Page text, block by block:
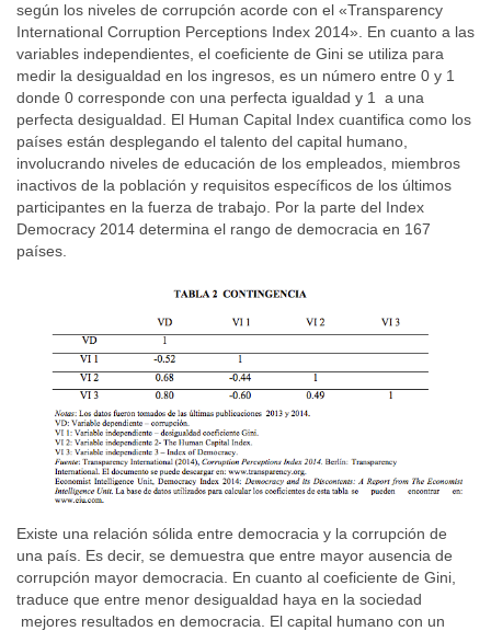
según los niveles de corrupción acorde con el «Transparency
International Corruption Perceptions Index 2014». En cuanto a las
variables independientes, el coeficiente de Gini se utiliza para
medir la desigualdad en los ingresos, es un número entre 0 y 1
donde 0 corresponde con una perfecta igualdad y 1 a una
perfecta desigualdad. El Human Capital Index cuantifica como los
países están desplegando el talento del capital humano,
involucrando niveles de educación de los empleados, miembros
inactivos de la población y requisitos específicos de los últimos
participantes en la fuerza de trabajo. Por la parte del Index
Democracy 2014 determina el rango de democracia en 167
países.
Existe una relación sólida entre democracia y la corrupción de
una país. Es decir, se demuestra que entre mayor ausencia de
corrupción mayor democracia. En cuanto al coeficiente de Gini,
traduce que entre menor desigualdad haya en la sociedad
mejores resultados en democracia. El capital humano con un